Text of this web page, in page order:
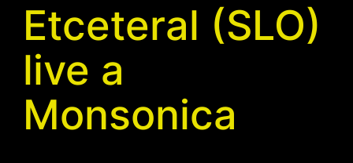
Etceteral (SLO)
live a
Monsonica